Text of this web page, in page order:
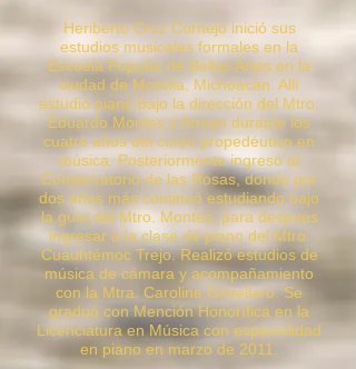
Heriberto Cruz Cornejo inició sus
estudios musicales formales en la
Escuela Popular de Bellas Artes en la
ciudad de Morelia, Michoacán. Allí
estudió piano bajo la dirección del Mtro.
Eduardo Montes y Arroyo durante los
cuatro años del curso propedéutico en
música. Posteriormente ingresó al
Conservatorio de las Rosas, donde por
dos años más continuó estudiando bajo
la guía del Mtro. Montes, para después
ingresar a la clase de piano del Mtro.
Cuauhtémoc Trejo. Realizó estudios de
música de cámara y acompañamiento
con la Mtra. Caroline Grivellaro. Se
graduó con Mención Honorífica en la
Licenciatura en Música con especialidad
en piano en marzo de 2011.